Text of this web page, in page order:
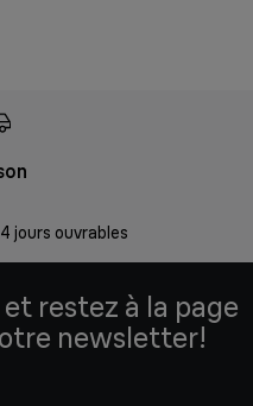
jours ouvrables
restez à la page
newsletter!